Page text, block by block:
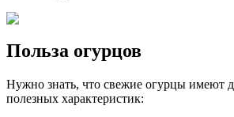
Польза огурцов
Нужно знать, что свежие огурцы имеют
полезных характеристик: